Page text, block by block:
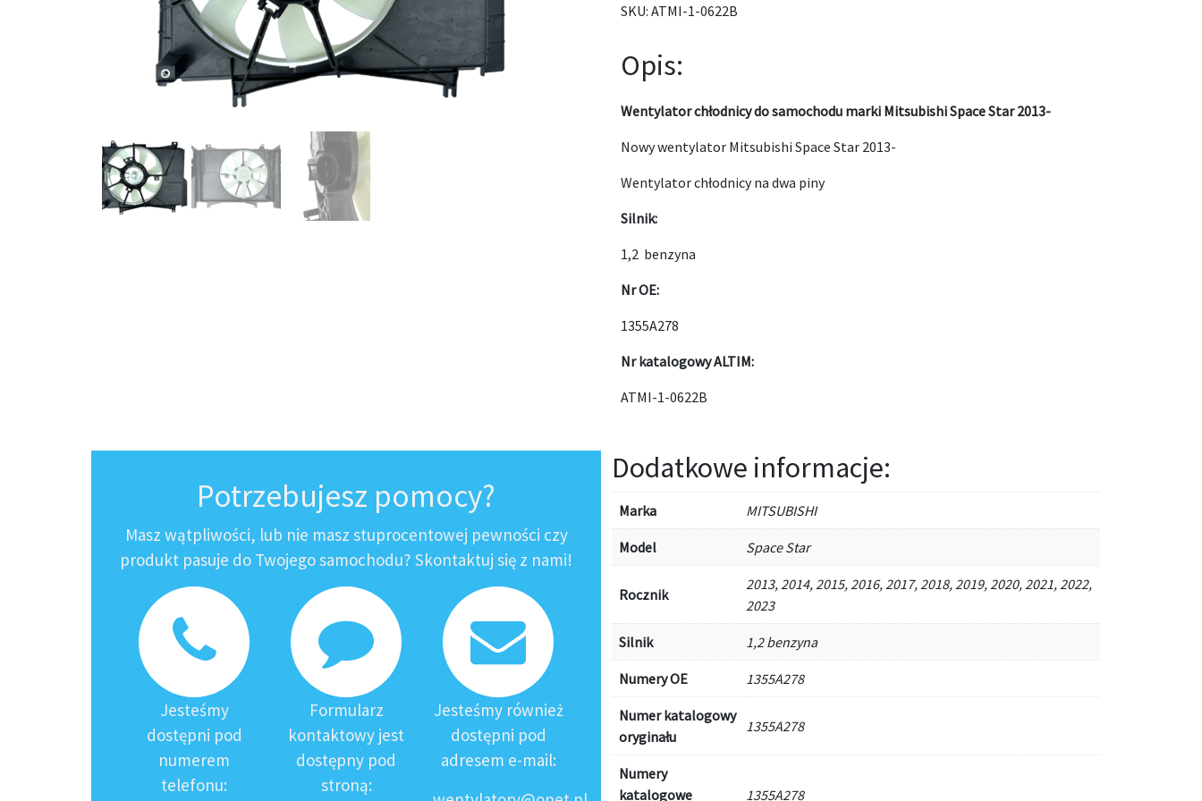
SKU:ATMI-1-0622B
Opis:
Wentylator chłodnicy do samochodu marki Mitsubishi Space Star 2013-
Nowy wentylator Mitsubishi Space Star 2013-
Wentylator chłodnicy na dwa piny
Silnik:
1,2 benzyna
Nr OE:
1355A278
Nr katalogowy ALTIM:
ATMI-1-0622B
Potrzebujesz pomocy?
Masz wątpliwości, lub nie masz stuprocentowej pewności czy
produkt pasuje do Twojego samochodu? Skontaktuj się z nami!
Jesteśmy
dostępni pod
numerem
telefonu:
Formularz
kontaktowy jest
dostępny pod
stroną:
Jesteśmy również
dostępni pod
adresem e-mail:
Dodatkowe informacje:
Marka MITSUBISHI
Model Space Star
Rocznik
2013, 2014, 2015, 2016, 2017, 2018, 2019, 2020, 2021, 2022,
2023
Silnik 1,2 benzyna
Numery OE 1355A278
Numer katalogowy
oryginału
1355A278
Numery
katalogowe
1355A278